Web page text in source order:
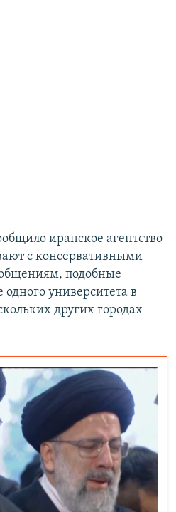
иранское агентство
с консервативными
подобные
университета в
других городах